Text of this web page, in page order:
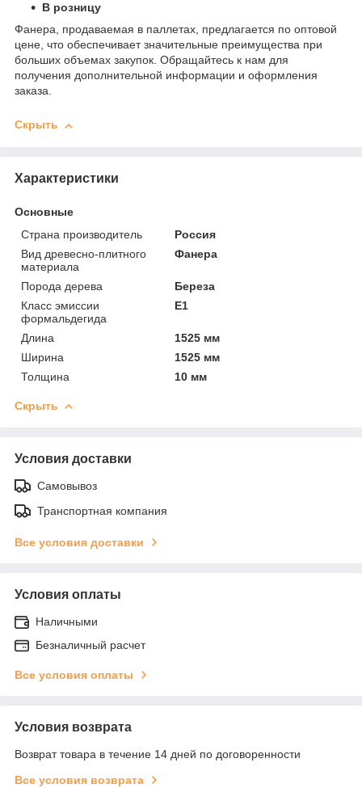
В розницу
Фанера, продаваемая в паллетах, предлагается по оптовой
цене, что обеспечивает значительные преимущества при
больших объемах закупок. Обращайтесь к нам для
получения дополнительной информации и оформления
заказа.
Скрыть
Характеристики
Основные
Страна производитель
Россия
Вид древесно-плитного
материала
Фанера
Порода дерева
Береза
Класс эмиссии
формальдегида
Е1
Длина
1525 мм
Ширина
1525 мм
Толщина
10 мм
Скрыть
Условия доставки
Самовывоз
Транспортная компания
Все условия доставки
Условия оплаты
Наличными
Безналичный расчет
Все условия оплаты
Условия возврата
Возврат товара в течение 14 дней по договоренности
Все условия возврата